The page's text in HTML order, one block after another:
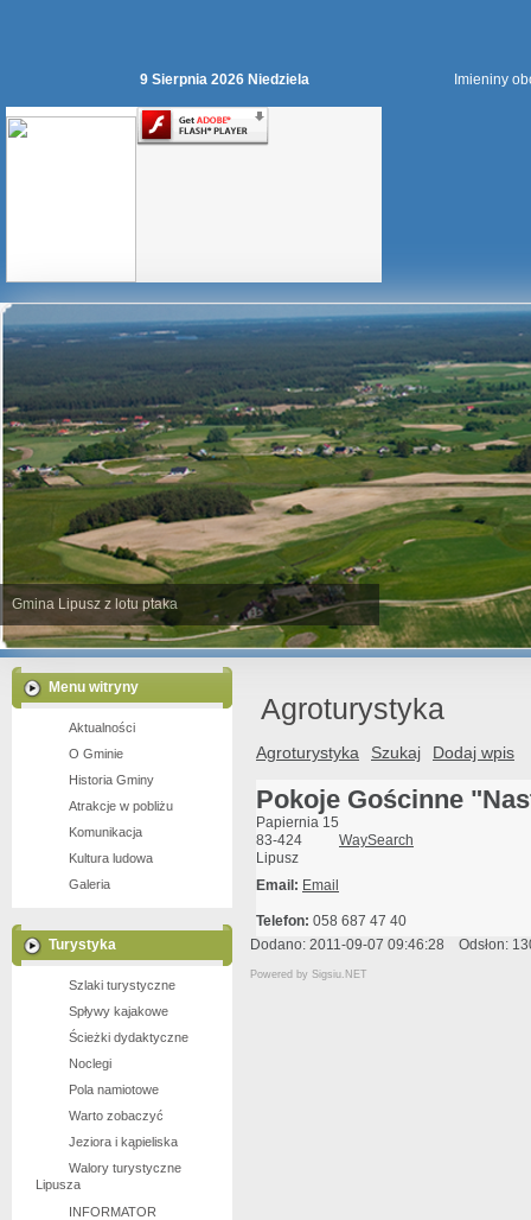
9 Sierpnia 2026 Niedziela Imieniny
Gmina Lipusz z lotu ptaka
Jezioro Lubiszewo
Jezioro Piekiełko
Młyn wodny w Lipuszu
Stara Chata nad Jeziorem Wieckie
Menu witryny
Aktualności
O Gminie
Historia Gminy
Atrakcje w pobliżu
Komunikacja
Kultura ludowa
Galeria
Turystyka
Szlaki turystyczne
Spływy kajakowe
Ścieżki dydaktyczne
Noclegi
Pola namiotowe
Warto zobaczyć
Jeziora i kąpieliska
Walory turystyczne
Lipusza
INFORMATOR
Agroturystyka
Agroturystyka Szukaj Dodaj wpis
Pokoje Gościnne
WaySearch
Papiernia 15
83-424
Lipusz
Email: Email
Telefon: 058 687 47 40
Dodano: 2011-09-07 09:46:28 Odsłon:
Powered by Sigsiu.NET